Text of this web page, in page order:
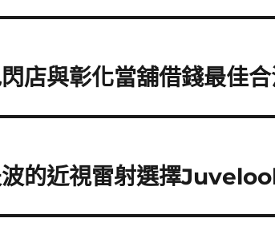
店與彰化當舖借錢最佳
的近視雷射選擇